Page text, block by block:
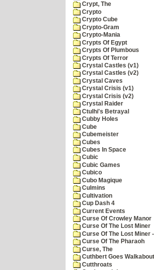
Crypt, The
Crypto
Crypto Cube
Crypto-Gram
Crypto-Mania
Crypts Of Egypt
Crypts Of Plumbous
Crypts Of Terror
Crystal Castles (v1)
Crystal Castles (v2)
Crystal Caves
Crystal Crisis (v1)
Crystal Crisis (v2)
Crystal Raider
Ctulhi's Betrayal
Cubby Holes
Cube
Cubemeister
Cubes
Cubes In Space
Cubic
Cubic Games
Cubico
Cubo Magique
Culmins
Cultivation
Cup Dash 4
Current Events
Curse Of Crowley Manor
Curse Of The Lost Miner
Curse Of The Lost Miner
Curse Of The Pharaoh
Curse, The
Cuthbert Goes Walkabout
Cutthroats